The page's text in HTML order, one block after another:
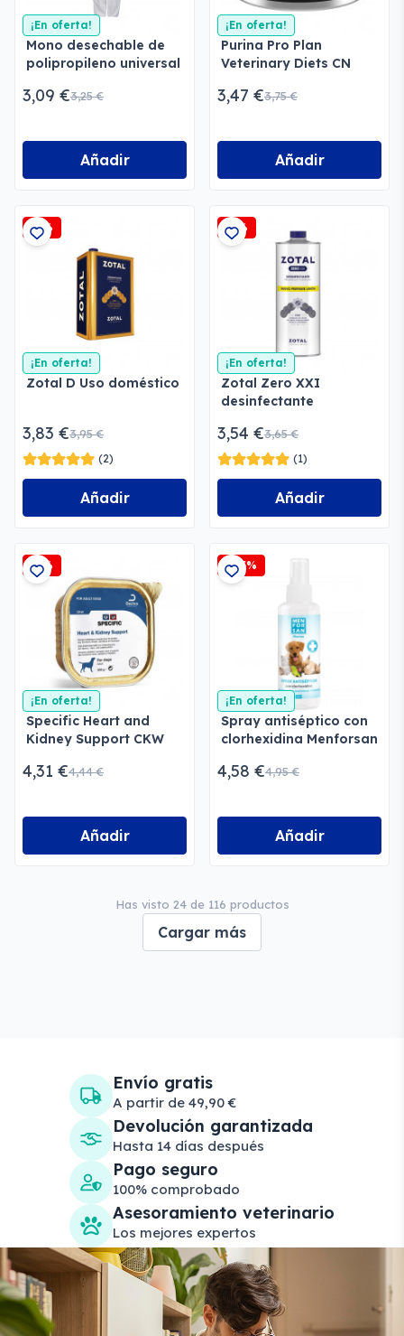
¡En oferta!
Mono desechable de
polipropileno universal
3,09 €3,25 €
Añadir
¡En oferta!
Purina Pro Plan
Veterinary Diets CN
y Gatos
3,47 €3,75 €
Añadir
-3%
¡En oferta!
Zotal D Uso doméstico
3,83 €3,95 €
(2)
Añadir
-3%
¡En oferta!
Zotal Zero XXI
desinfectante
3,54 €3,65 €
(1)
Añadir
-3%
¡En oferta!
Specific Heart and
Kidney Support CKW
4,31 €4,44 €
Añadir
-7,5%
¡En oferta!
Spray antiséptico con
clorhexidina Menforsan
4,58 €4,95 €
Añadir
Has visto 24 de 116 productos
Cargar más
Envío gratis
A partir de 49,90 €
Devolución garantizada
Hasta 14 días después
Pago seguro
100% comprobado
Asesoramiento veterinario
Los mejores expertos